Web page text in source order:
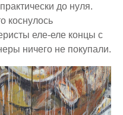
до нуля.
коснулось
еле-еле концы с
ничего не покупали.